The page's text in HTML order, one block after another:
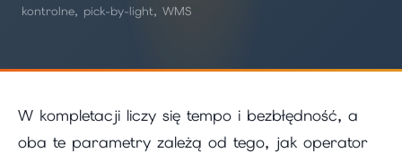
kontrolne, pick-by-light, WMS
W kompletacji liczy się tempo i bezbłędność, a
oba te parametry zależą od tego, jak operator